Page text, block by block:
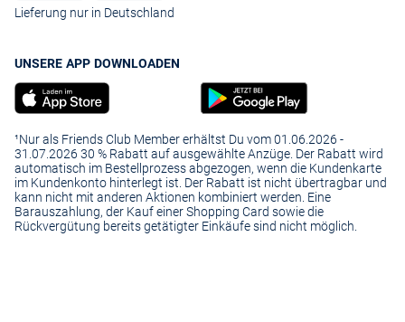
Lieferung nur in Deutschland
UNSERE APP DOWNLOADEN
¹Nur als Friends Club Member erhältst Du vom 01.06.2026 -
31.07.2026 30 % Rabatt auf ausgewählte Anzüge. Der Rabatt wird
automatisch im Bestellprozess abgezogen, wenn die Kundenkarte
im Kundenkonto hinterlegt ist. Der Rabatt ist nicht übertragbar und
kann nicht mit anderen Aktionen kombiniert werden. Eine
Barauszahlung, der Kauf einer Shopping Card sowie die
Rückvergütung bereits getätigter Einkäufe sind nicht möglich.